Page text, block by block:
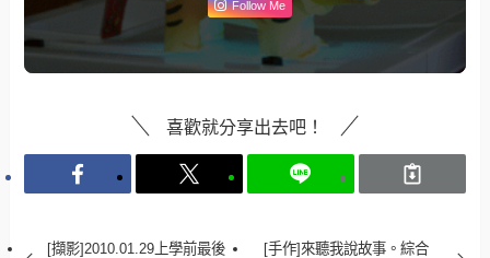
Follow Me
喜歡就分享出去吧！
[擷影]2010.01.29上學前最後
[手作]來聽我說故事。綜合